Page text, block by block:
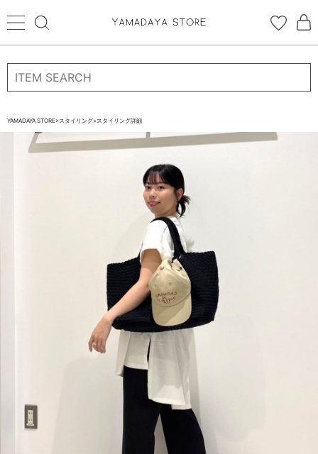
ログイン 新規会員登録
お気に入り
STORE BRAND・LABELから探す
特集
YAMADAYA STORE>スタイリング>スタイリング詳細